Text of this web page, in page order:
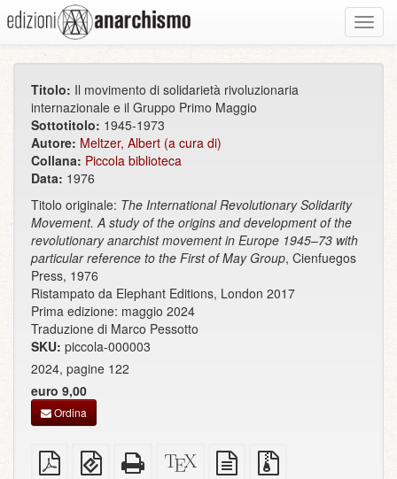
Titolo: Il movimento di solidarietà rivoluzionaria
internazionale e il Gruppo Primo Maggio
Sottotitolo: 1945-1973
Autore: Meltzer, Albert (a cura di)
Collana: Piccola biblioteca
Data: 1976
Titolo originale: The International Revolutionary Solidarity
Movement. A study of the origins and development of the
revolutionary anarchist movement in Europe 1945–73 with
particular reference to the First of May Group, Cienfuegos
Press, 1976
Ristampato da Elephant Editions, London 2017
Prima edizione: maggio 2024
Traduzione di Marco Pessotto
SKU: piccola-000003
2024, pagine 122
euro 9,00
Ordina
PDF
semplice
EPUB
(per
HTML
completo
Sorgenti
XeLaTeX
sorgente